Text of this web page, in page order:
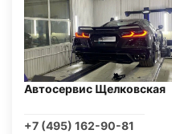
Автосервис Щелковская
+7 (495) 162-90-81